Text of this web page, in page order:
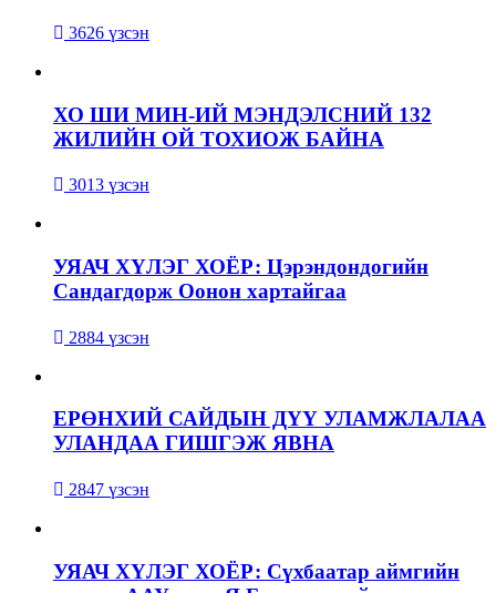
3626 үзсэн
ХО ШИ МИН-ИЙ МЭНДЭЛСНИЙ 132
ЖИЛИЙН ОЙ ТОХИОЖ БАЙНА
3013 үзсэн
УЯАЧ ХҮЛЭГ ХОЁР: Цэрэндондогийн
Сандагдорж Оонон хартайгаа
2884 үзсэн
ЕРӨНХИЙ САЙДЫН ДҮҮ УЛАМЖЛАЛАА
УЛАНДАА ГИШГЭЖ ЯВНА
2847 үзсэн
УЯАЧ ХҮЛЭГ ХОЁР: Сүхбаатар аймгийн